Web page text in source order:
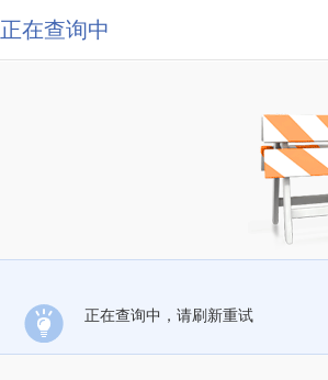
正在查询中
正在查询中，请刷新重试